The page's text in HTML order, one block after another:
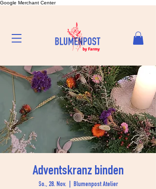
Google Merchant Center
Adventskranz binden
So., 28. Nov.
  |
Blumenpost Atelier